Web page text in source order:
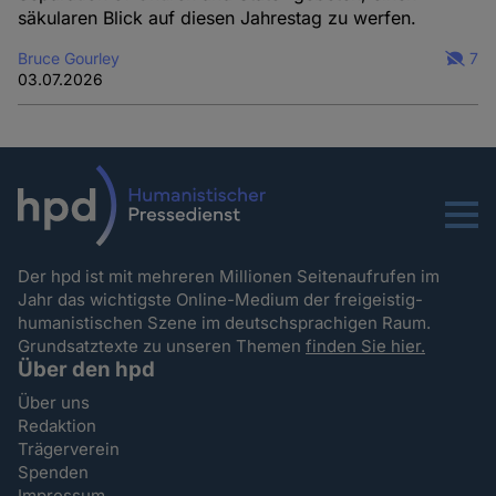
säkularen Blick auf diesen Jahrestag zu werfen.
Bruce Gourley
03.07.2026
7
Menu
Der hpd ist mit mehreren Millionen Seitenaufrufen im
Jahr das wichtigste Online-Medium der freigeistig-
humanistischen Szene im deutschsprachigen Raum.
Grundsatztexte zu unseren Themenfinden Sie hier.
Über den hpd
Über uns
Redaktion
Trägerverein
Spenden